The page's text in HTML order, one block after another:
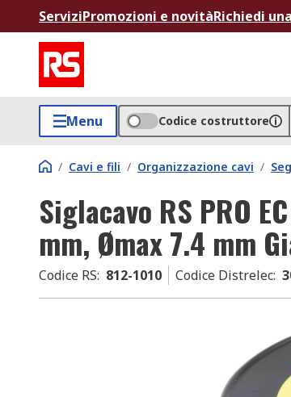
ServiziPromozioni e novitàRichiedi
Menu Codice costruttore
/ Cavi e fili / Organizzazione cavi /
Siglacavo RS PRO
mm, Ømax 7.4 mm
Codice RS: 812-1010 Codice Distrelec: